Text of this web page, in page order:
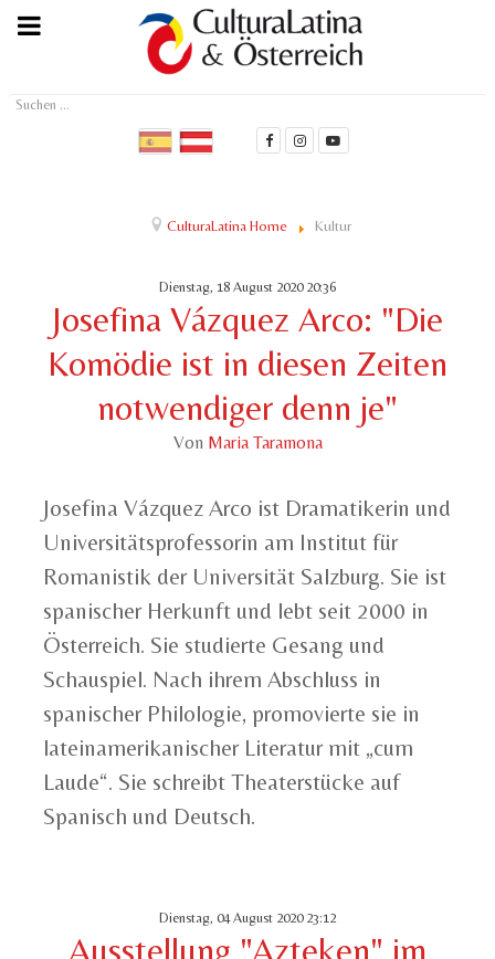
Suchen
CulturaLatina Home Kultur
Dienstag, 18 August 2020 20:36
Josefina Vázquez Arco: "Die
Komödie ist in diesen Zeiten
notwendiger denn je"
Von Maria Taramona
Josefina Vázquez Arco ist Dramatikerin und
Universitätsprofessorin am Institut für
Romanistik der Universität Salzburg. Sie ist
spanischer Herkunft und lebt seit 2000 in
Österreich. Sie studierte Gesang und
Schauspiel. Nach ihrem Abschluss in
spanischer Philologie, promovierte sie in
lateinamerikanischer Literatur mit „cum
Laude“. Sie schreibt Theaterstücke auf
Spanisch und Deutsch.
Dienstag, 04 August 2020 23:12
Ausstellung "Azteken" im